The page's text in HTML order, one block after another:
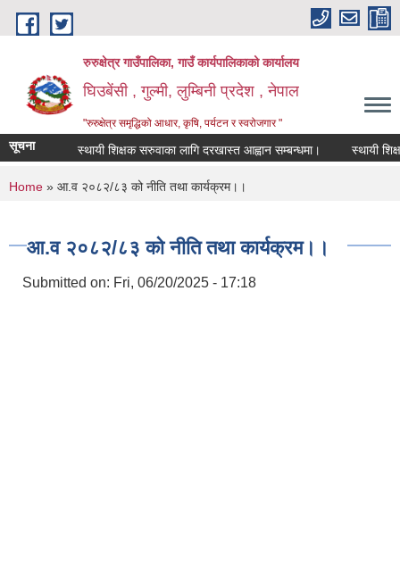
Skip to main content
रुरुक्षेत्र गाउँपालिका, गाउँ कार्यपालिकाको कार्यालय
घिउबेंसी , गुल्मी, लुम्बिनी प्रदेश , नेपाल
"रुरुक्षेत्र समृद्धिको आधार, कृषि, पर्यटन र स्वरोजगार "
सूचना स्थायी शिक्षक सरुवाका लागि दरखास्त आह्वान सम्बन्धमा। स्थायी शिक्षक
You are here
Home » आ.व २०८२/८३ को नीति तथा कार्यक्रम।।
आ.व २०८२/८३ को नीति तथा कार्यक्रम।।
Submitted on: Fri, 06/20/2025 - 17:18